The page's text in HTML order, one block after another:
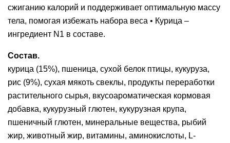
сжиганию калорий и поддерживает оптимальную массу
тела, помогая избежать набора веса • Курица –
ингредиент N1 в составе.
Состав.
курица (15%), пшеница, сухой белок птицы, кукуруза,
рис (9%), сухая мякоть свеклы, продукты переработки
растительного сырья, вкусоароматическая кормовая
добавка, кукурузный глютен, кукурузная крупа,
пшеничный глютен, минеральные вещества, рыбий
жир, животный жир, витамины, аминокислоты, L-